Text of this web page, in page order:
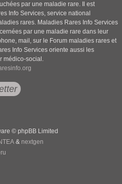
par une maladie rare. Il est
Info Services, service national
rares. Maladies Rares Info Services
par une maladie rare dans leur
mail, sur le Forum maladies rares et
Info Services oriente aussi les
médico-social.
© phpBB Limited
& nextgen